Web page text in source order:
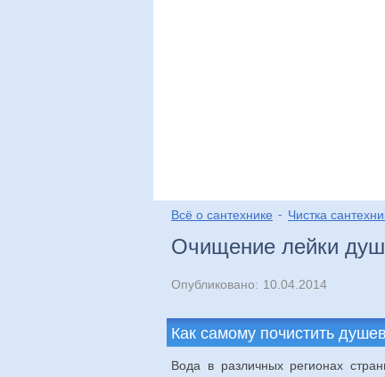
Всё о сантехнике Чистка
Очищение лейки
Опубликовано: 10.04.2014
Как самому почистить
Вода в различных регионах